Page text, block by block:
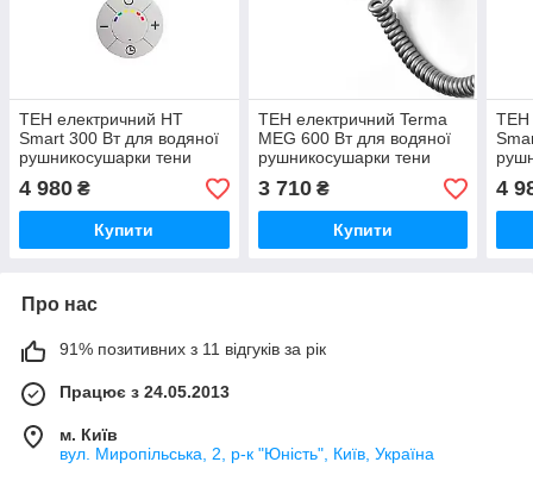
ТЕН електричний HT
Smart 300 Вт для водяної
рушникосушарки тени
водяних рушникосушарок
різного типу та радіаторів,
гарантія білий
4 980 ₴
Купити
ТЕН електричний Terma
MEG 600 Вт для водяної
рушникосушарки тени
водяних рушникосушарок
різного типу та радіаторів,
гарантія хром
3 710₴
Купити
ТЕН
4
Про нас
91% позитивних з 11 відгуків за рік
Працює з 24.05.2013
м. Київ
вул. Миропільська, 2, р-к "Юність", Київ, Україна